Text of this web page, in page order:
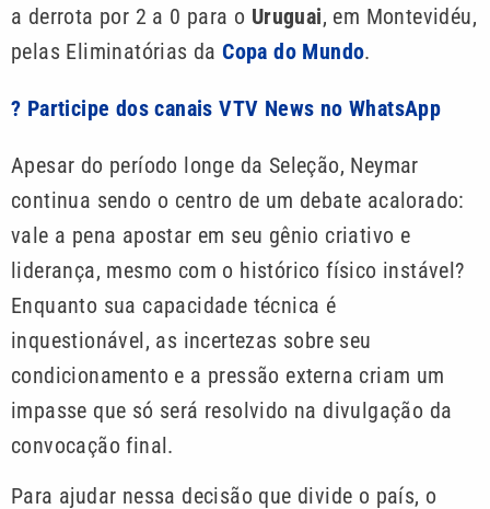
a derrota por 2 a 0 para o Uruguai, em Montevidéu,
pelas Eliminatórias da Copa do Mundo.
? Participe dos canais VTV News no WhatsApp
Apesar do período longe da Seleção, Neymar
continua sendo o centro de um debate acalorado:
vale a pena apostar em seu gênio criativo e
liderança, mesmo com o histórico físico instável?
Enquanto sua capacidade técnica é
inquestionável, as incertezas sobre seu
condicionamento e a pressão externa criam um
impasse que só será resolvido na divulgação da
convocação final.
Para ajudar nessa decisão que divide o país, o